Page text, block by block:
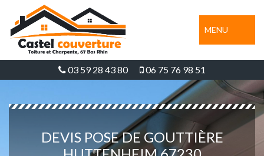
MENU
03 59 28 43 80 06 75 76 98 51
DEVIS POSE DE GOUTTIÈRE